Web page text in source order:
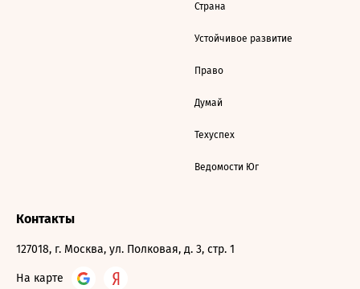
Страна
Устойчивое развитие
Право
Думай
Техуспех
Ведомости Юг
Контакты
127018, г. Москва, ул. Полковая, д. 3, стр. 1
На карте